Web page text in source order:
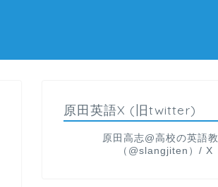
原田英語X (旧twitter)
原田高志@高校の英語
（@slangjiten）/ X